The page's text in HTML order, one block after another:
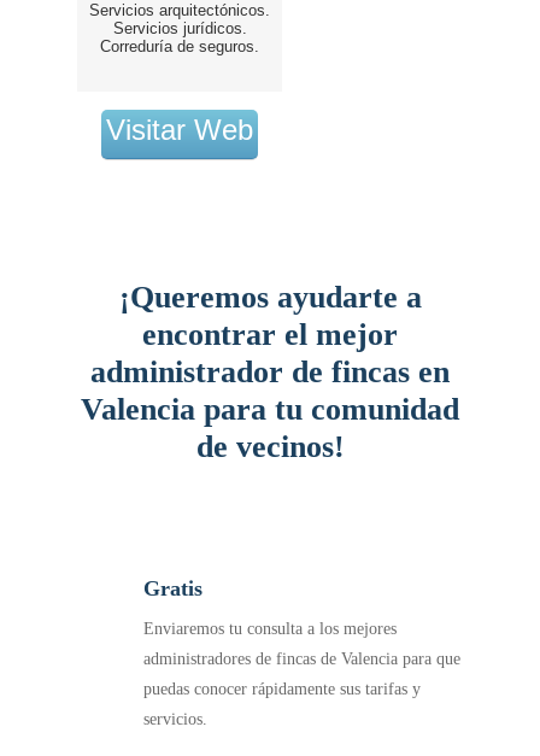
Servicios arquitectónicos.
Servicios jurídicos.
Correduría de seguros.
Visitar Web
¡Queremos ayudarte a
encontrar el mejor
administrador de fincas en
Valencia para tu comunidad
de vecinos!
Gratis
Enviaremos tu consulta a los mejores
administradores de fincas de Valencia para que
puedas conocer rápidamente sus tarifas y
servicios.